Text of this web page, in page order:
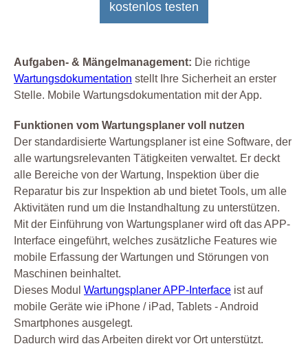
kostenlos testen
Aufgaben- & Mängelmanagement: Die richtige
Wartungsdokumentation stellt Ihre Sicherheit an erster
Stelle. Mobile Wartungsdokumentation mit der App.
Funktionen vom Wartungsplaner voll nutzen
Der standardisierte Wartungsplaner ist eine Software, der
alle wartungsrelevanten Tätigkeiten verwaltet. Er deckt
alle Bereiche von der Wartung, Inspektion über die
Reparatur bis zur Inspektion ab und bietet Tools, um alle
Aktivitäten rund um die Instandhaltung zu unterstützen.
Mit der Einführung von Wartungsplaner wird oft das APP-
Interface eingeführt, welches zusätzliche Features wie
mobile Erfassung der Wartungen und Störungen von
Maschinen beinhaltet.
Dieses Modul Wartungsplaner APP-Interface ist auf
mobile Geräte wie iPhone / iPad, Tablets - Android
Smartphones ausgelegt.
Dadurch wird das Arbeiten direkt vor Ort unterstützt.